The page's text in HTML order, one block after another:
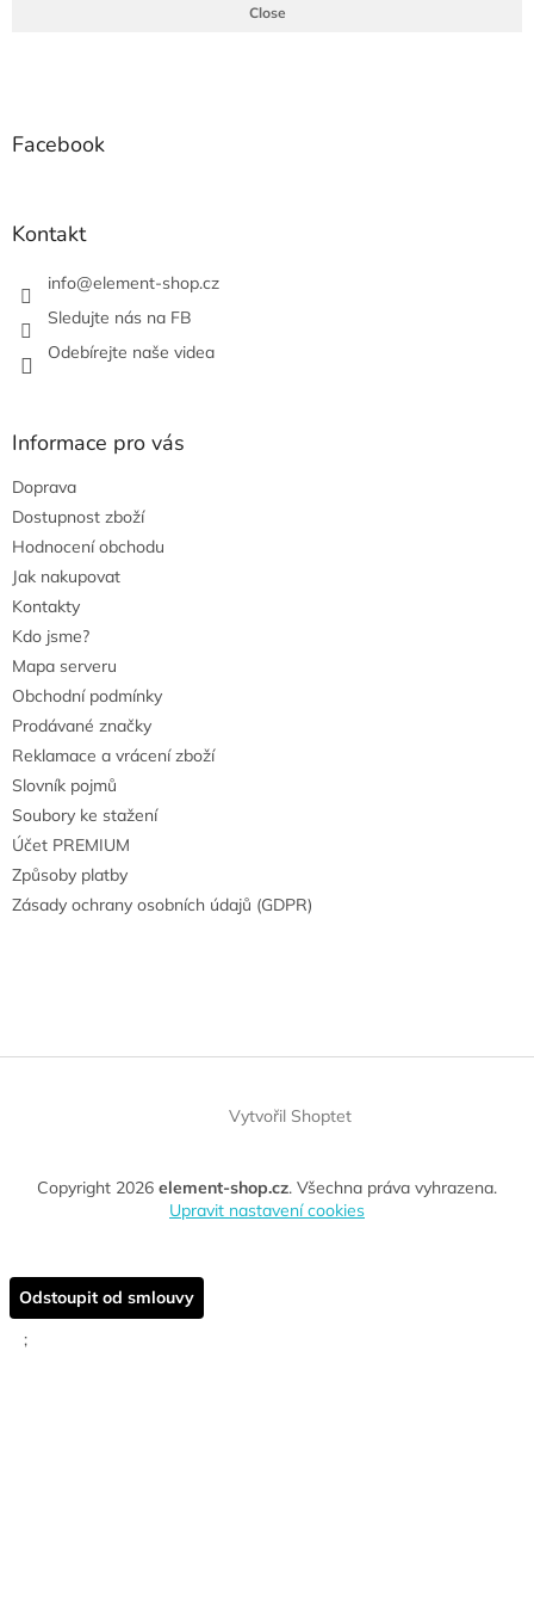
r
Close
Facebook
Kontakt
info@element-shop.cz
Sledujte nás na FB
Odebírejte naše videa
Informace pro vás
Doprava
Dostupnost zboží
Hodnocení obchodu
Jak nakupovat
Kontakty
Kdo jsme?
Mapa serveru
Obchodní podmínky
Prodávané značky
Reklamace a vrácení zboží
Slovník pojmů
Soubory ke stažení
Účet PREMIUM
Způsoby platby
Zásady ochrany osobních údajů (GDPR)
Vytvořil Shoptet
Copyright 2026 element-shop.cz. Všechna práva vyhrazena.
Upravit nastavení cookies
Odstoupit od smlouvy
;